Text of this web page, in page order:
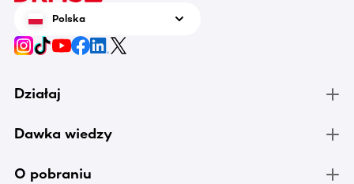
Polska
Działaj
Dawka wiedzy
O pobraniu